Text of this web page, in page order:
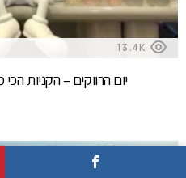
13.4K
יום הרווקים – הקניות